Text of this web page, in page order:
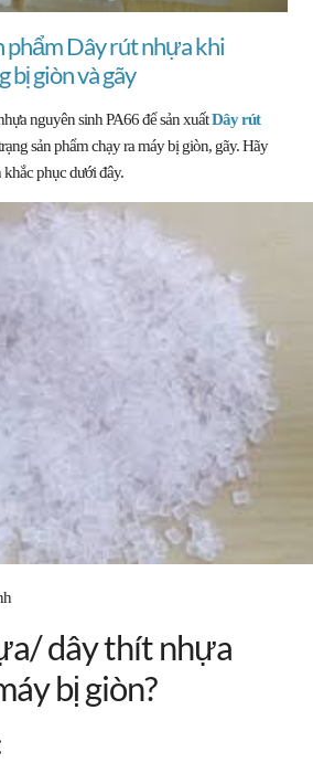
phẩm Dây rút nhựa khi
giòn và gãy
nguyên sinh PA66 để sản xuấtDây rút
sản phẩm chạy ra máy bị giòn, gãy. Hãy
phục dưới đây.
dây thít nhựa
bị giòn?